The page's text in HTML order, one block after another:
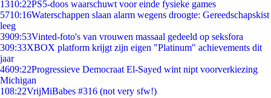
1310:22PS5-doos waarschuwt voor einde fysieke games
5710:16Waterschappen slaan alarm wegens droogte: Gereedschapskist
leeg
3909:53Vinted-foto's van vrouwen massaal gedeeld op seksfora
309:33XBOX platform krijgt zijn eigen "Platinum" achievements dit
jaar
4609:22Progressieve Democraat El-Sayed wint nipt voorverkiezing
Michigan
108:22VrijMiBabes #316 (not very sfw!)